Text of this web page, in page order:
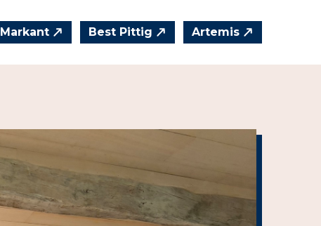
Markant Best Pittig Artemis